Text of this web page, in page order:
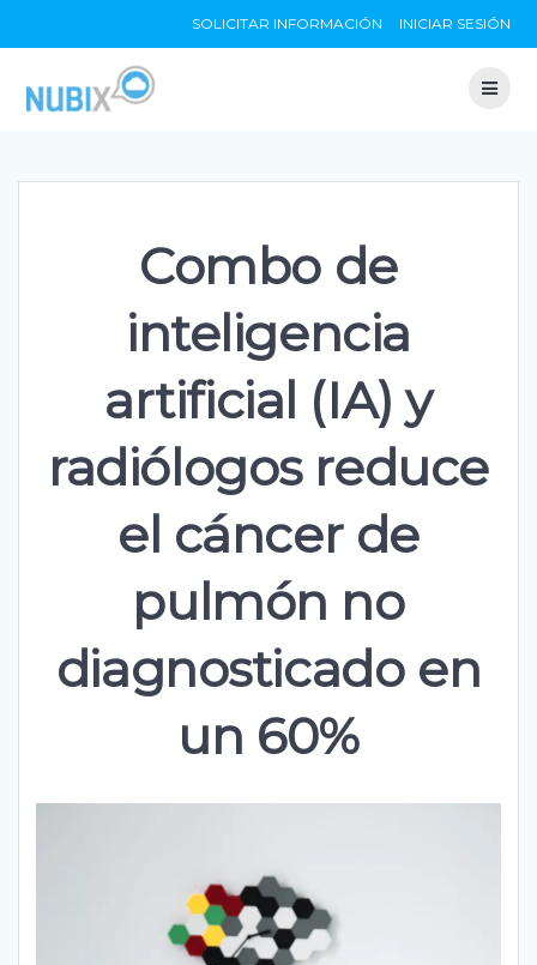
to
SOLICITAR INFORMACIÓN INICIAR SESIÓN
Combo de
inteligencia
artificial (IA) y
radiólogos reduce
el cáncer de
pulmón no
diagnosticado en
un 60%